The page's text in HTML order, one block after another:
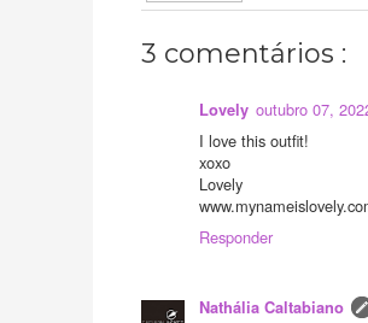
3 comentários :
Lovely outubro 07,
I love this outfit!
xoxo
Lovely
Responder
Nathália Caltabiano